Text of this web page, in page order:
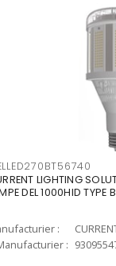
LIGHTING
DEL 1000HID
:
: